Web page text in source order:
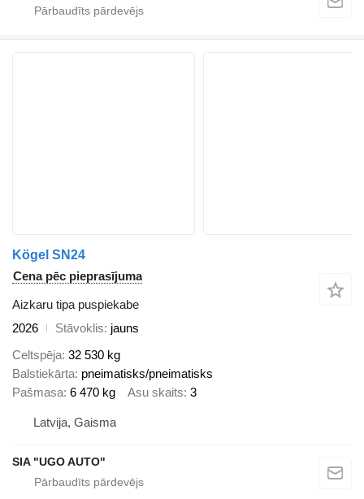
Kögel SN24
Cena pēc pieprasījuma
Aizkaru tipa puspiekabe
2026
Stāvoklis jauns
Celtspēja 32 530 kg
Balstiekārta pneimatisks/pneimatisks
Pašmasa 6 470 kg Asu skaits 3
Latvija, Gaisma
SIA "UGO AUTO"